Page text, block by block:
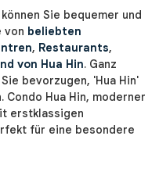
können Sie bequemer und
von beliebten
, Restaurants,
von Hua Hin. Ganz
bevorzugen, 'Hua Hin'
Hua Hin, moderner
erstklassigen
für eine besondere